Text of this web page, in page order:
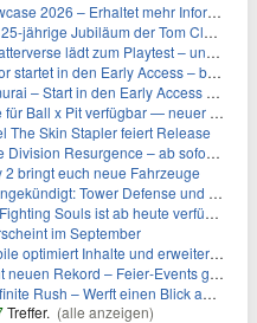
2026 – Erhaltet mehr Informationen
Jubiläum der Tom Clancy’s Ghost Recon-Reihe
lädt zum Playtest – und erscheint schon bald!
in den Early Access – bald gehts los!
in den Early Access ab heute im feudalen Japan
verfügbar — neuer Content auf allen Plattformen
The Skin Stapler feiert Release
Resurgence – ab sofort für euch verfügbar
2 bringt euch neue Fahrzeuge
Defense und Deckbuilding Kombo kehrt zurück
Souls ist ab heute verfügbar
im September
Inhalte und erweitert Treasure Access
Rekord – Feier‑Events gestartet
Werft einen Blick auf den Trailer und erfahrt mehr
Treffer. (alle anzeigen)